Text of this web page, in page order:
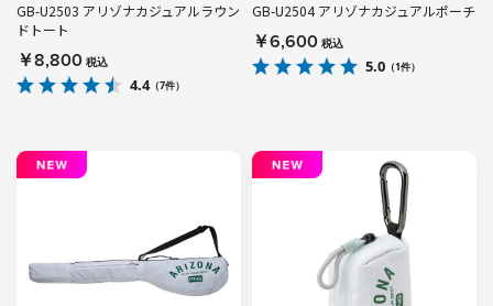
GB-U2503 アリゾナカジュアルラウン
ドトート
￥8,800 税込
4.4（7件）
GB-U2504 アリゾナカジュアルポーチ
￥6,600 税込
5.0 （1件）